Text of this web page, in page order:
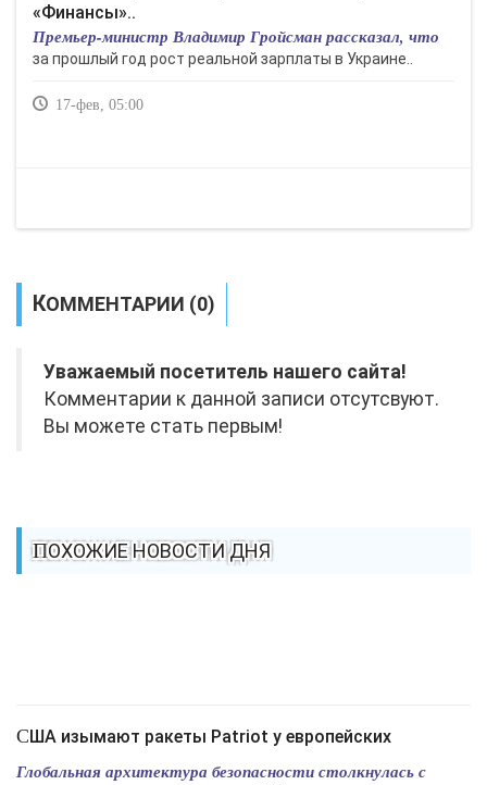
«Финансы»..
Премьер-министр Владимир Гройсман рассказал, что
за прошлый год рост реальной зарплаты в Украине..
17-фев, 05:00
КОММЕНТАРИИ (0)
Уважаемый посетитель нашего сайта!
Комментарии к данной записи отсутсвуют.
Вы можете стать первым!
ПОХОЖИЕ НОВОСТИ ДНЯ
США изымают ракеты Patriot у европейских
Глобальная архитектура безопасности столкнулась с